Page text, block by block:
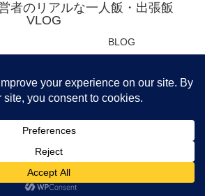
者のリアルな一人飯・出張飯
VLOG
BLOG
ゼント
運営会社
筆者おすすめ商品紹介
検索